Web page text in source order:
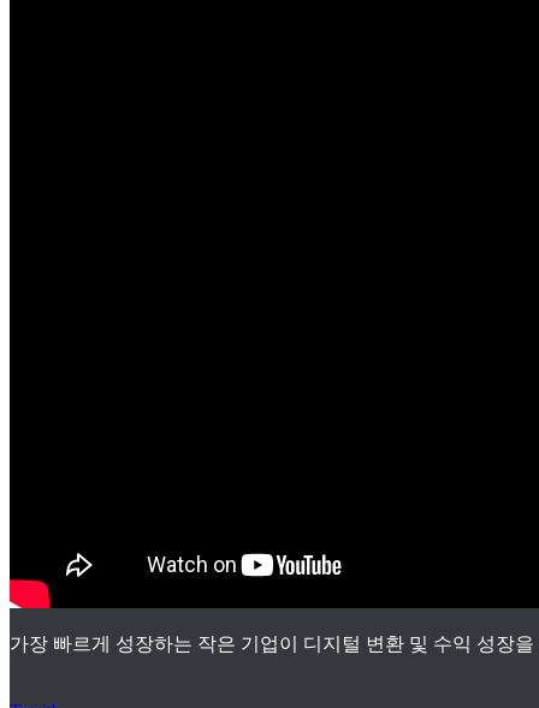
가장 빠르게 성장하는 작은 기업이 디지털 변환 및 수익 성장